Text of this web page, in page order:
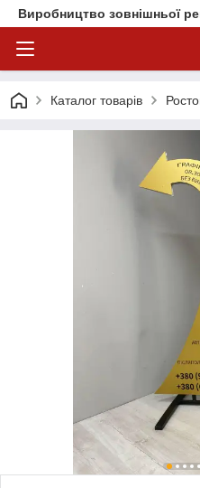
Виробництво зовнішньої
Каталог товарів